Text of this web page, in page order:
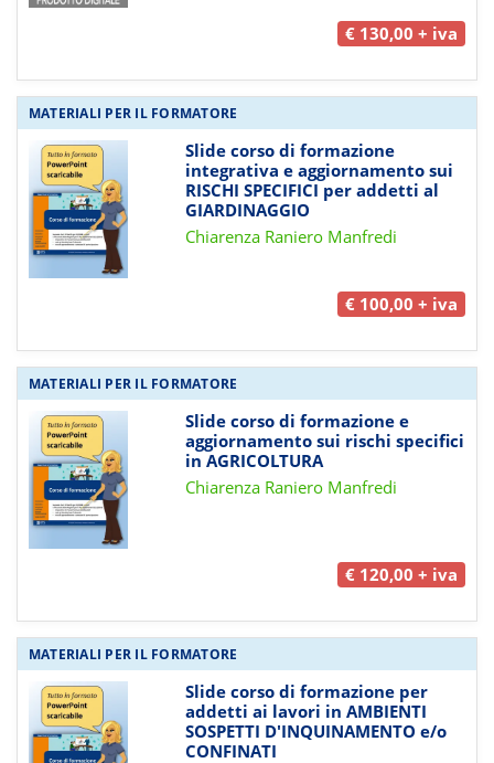
€ 130,00 + iva
MATERIALI PER IL FORMATORE
Slide corso di formazione
integrativa e aggiornamento sui
RISCHI SPECIFICI per addetti al
GIARDINAGGIO
Chiarenza Raniero Manfredi
€ 100,00 + iva
MATERIALI PER IL FORMATORE
Slide corso di formazione e
aggiornamento sui rischi specifici
in AGRICOLTURA
Chiarenza Raniero Manfredi
€ 120,00 + iva
MATERIALI PER IL FORMATORE
Slide corso di formazione per
addetti ai lavori in AMBIENTI
SOSPETTI D'INQUINAMENTO e/o
CONFINATI